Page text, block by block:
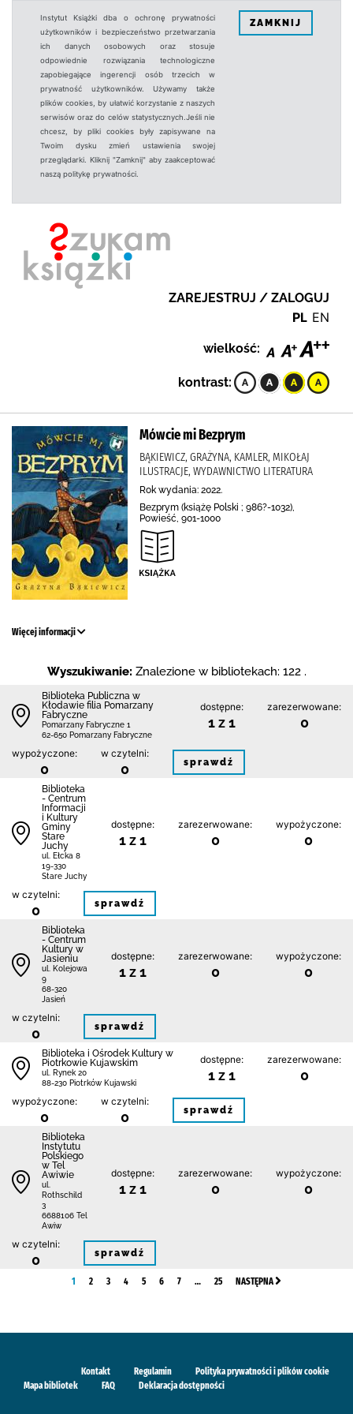
Instytut Książki dba o ochronę prywatności
użytkowników i bezpieczeństwo przetwarzania
ich danych osobowych oraz stosuje
odpowiednie rozwiązania technologiczne
zapobiegające ingerencji osób trzecich w
prywatność użytkowników. Używamy także
plików cookies, by ułatwić korzystanie z naszych
serwisów oraz do celów statystycznych.Jeśli nie
chcesz, by pliki cookies były zapisywane na
Twoim dysku zmień ustawienia swojej
przeglądarki. Kliknij "Zamknij" aby zaakceptować
naszą politykę prywatności.
ZAMKNIJ
ZAREJESTRUJ / ZALOGUJ
PL EN
wielkość:
kontrast:
Mówcie mi Bezprym
BĄKIEWICZ, GRAŻYNA, KAMLER, MIKOŁAJ
ILUSTRACJE, WYDAWNICTWO LITERATURA
Rok wydania: 2022.
Bezprym (książę Polski ; 986?-1032),
Powieść, 901-1000
Więcej informacji
Wyszukiwanie: Znalezione w bibliotekach: 122 .
Biblioteka Publiczna w
Kłodawie filia Pomarzany
Fabryczne
Pomarzany Fabryczne 1
62-650 Pomarzany Fabryczne
dostępne:
1 z 1
zarezerwowane:
0
wypożyczone:
0
w czytelni:
0 sprawdź
Biblioteka
- Centrum
Informacji
i Kultury
Gminy
Stare
Juchy
ul. Ełcka 8
19-330
Stare Juchy
dostępne:
1 z 1
zarezerwowane:
0
wypożyczone:
0
w czytelni:
0 sprawdź
Biblioteka
- Centrum
Kultury w
Jasieniu
ul. Kolejowa
9
68-320
Jasień
dostępne:
1 z 1
zarezerwowane:
0
wypożyczone:
0
w czytelni:
0 sprawdź
Biblioteka i Ośrodek Kultury w
Piotrkowie Kujawskim
ul. Rynek 20
88-230 Piotrków Kujawski
dostępne:
1 z 1
zarezerwowane:
0
wypożyczone:
0
w czytelni:
0 sprawdź
Biblioteka
Instytutu
Polskiego
w Tel
Awiwie
ul.
Rothschild
3
6688106 Tel
Awiw
dostępne:
1 z 1
zarezerwowane:
0
wypożyczone:
0
w czytelni:
0 sprawdź
1 2 3 4 5 6 7 … 25 NASTĘPNA
Kontakt Regulamin
Polityka prywatności i plików cookie
Mapa bibliotek
FAQ Deklaracja dostępności